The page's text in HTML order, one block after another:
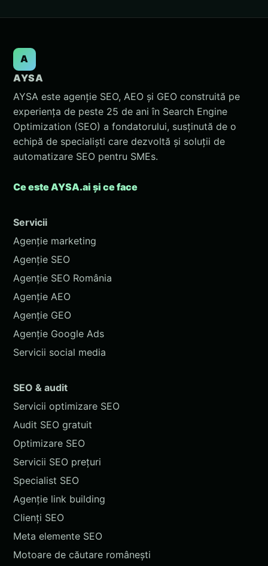
A
AYSA
AYSA este agenție SEO, AEO și GEO construită pe
experiența de peste 25 de ani în Search Engine
Optimization (SEO) a fondatorului, susținută de o
echipă de specialiști care dezvoltă și soluții de
automatizare SEO pentru SMEs.
Ce este AYSA.ai și ce face
Servicii
Agenție marketing
Agenție SEO
Agenție SEO România
Agenție AEO
Agenție GEO
Agenție Google Ads
Servicii social media
SEO & audit
Servicii optimizare SEO
Audit SEO gratuit
Optimizare SEO
Servicii SEO prețuri
Specialist SEO
Agenție link building
Clienți SEO
Meta elemente SEO
Motoare de căutare românești